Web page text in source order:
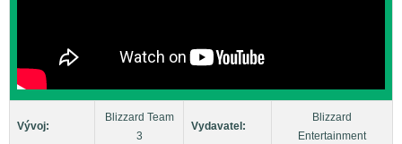
Vývoj:
Blizzard Team
3
Vydavatel:
Blizzard
Entertainment